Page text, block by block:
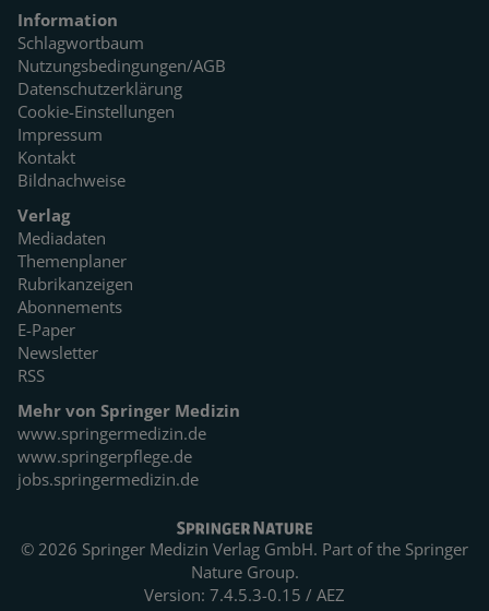
Information
Schlagwortbaum
Nutzungsbedingungen/AGB
Datenschutzerklärung
Cookie-Einstellungen
Impressum
Kontakt
Bildnachweise
Verlag
Mediadaten
Themenplaner
Rubrikanzeigen
Abonnements
E-Paper
Newsletter
RSS
Mehr von Springer Medizin
www.springermedizin.de
www.springerpflege.de
jobs.springermedizin.de
© 2026 Springer Medizin Verlag GmbH. Part of the Springer
Nature Group.
Version: 7.4.5.3-0.15 / AEZ